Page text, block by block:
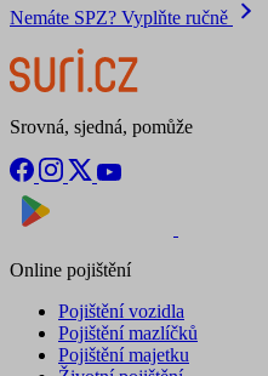
Nemáte SPZ? Vyplňte ručně
Srovná, sjedná, pomůže
Online pojištění
Pojištění vozidla
Pojištění mazlíčků
Pojištění majetku